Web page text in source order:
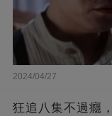
2024/04/27
狂追八集不過癮